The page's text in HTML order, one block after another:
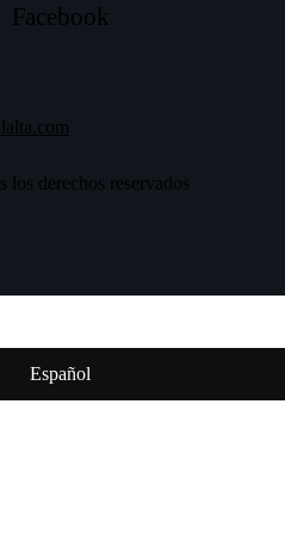
Facebook
los derechos reservados
Español